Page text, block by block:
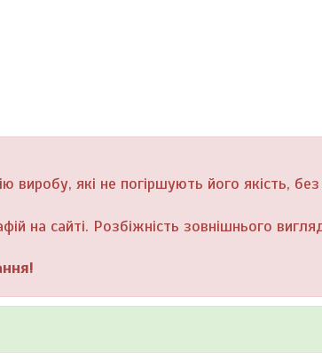
які не погіршують його якість, без
на сайті. Розбіжність зовнішнього